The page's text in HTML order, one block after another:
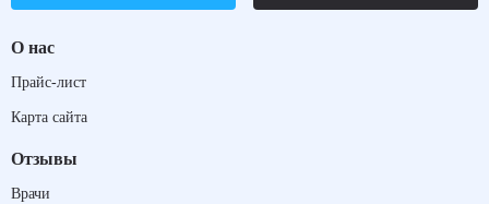
О нас
Прайс-лист
Карта сайта
Отзывы
Врачи